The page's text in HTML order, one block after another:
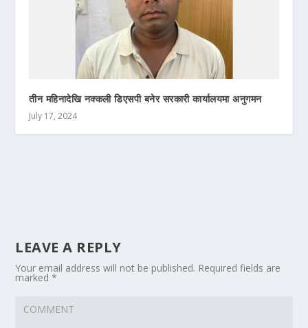
तीन महिनादेखि नक्कली डिएसपी बनेर सरकारी कार्यालयमा अनुगमन
July 17, 2024
LEAVE A REPLY
Your email address will not be published. Required fields are
marked*